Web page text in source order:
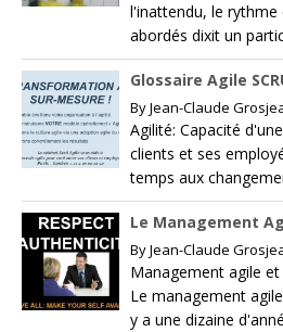
l'inattendu, le
abordés dixit un
Glossaire Agile
ByJean-Claude
Agilité: Capacité
clients et ses
temps aux
Le Management
ByJean-Claude
Management agile
Le management
y a une dizaine